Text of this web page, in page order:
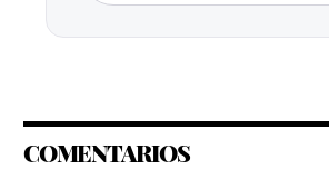
COMENTARIOS